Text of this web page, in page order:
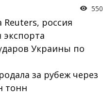
550
Reuters, россия
Украины по
за рубеж через
тонн